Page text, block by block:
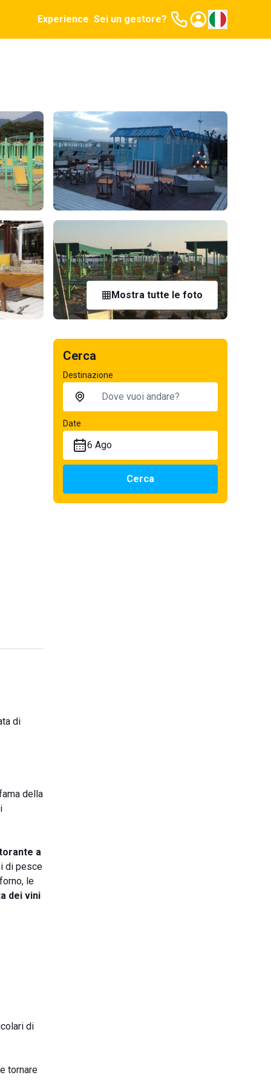
Experience Sei un gestore?
Mostra tutte le foto
di
della
a
di pesce
le
dei vini
di
tornare
Cerca
Destinazione
Date
6 Ago
Cerca